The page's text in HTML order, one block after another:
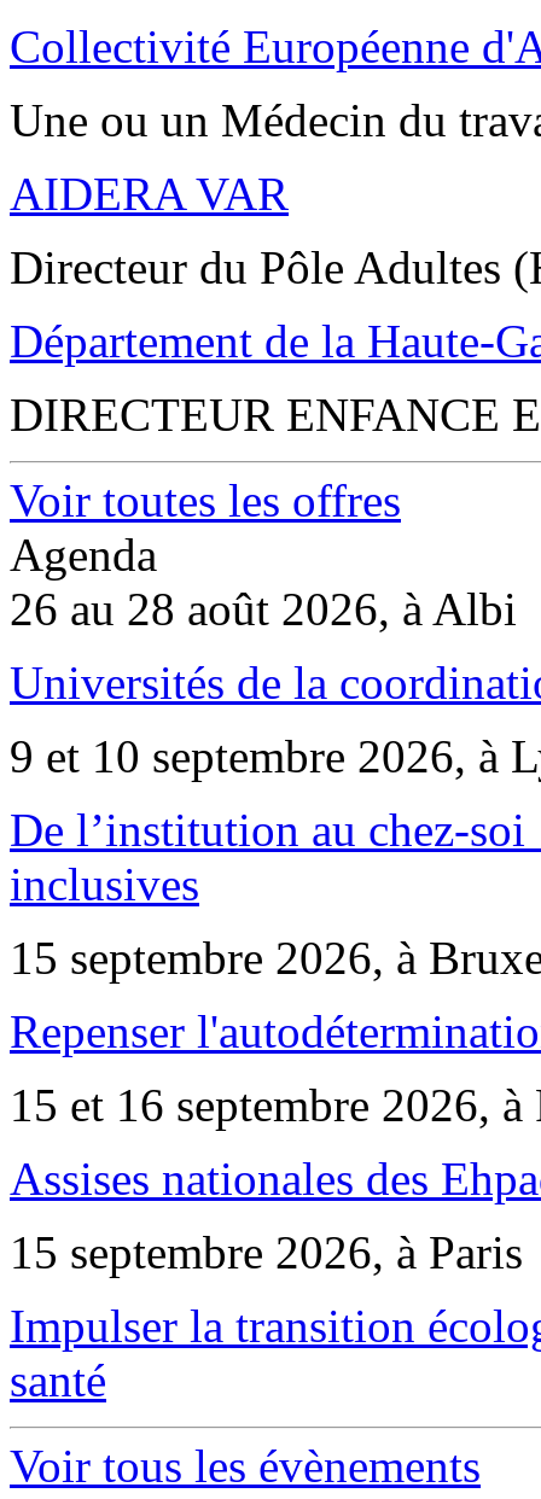
Collectivité Européenne
Une ou un Médecin du
AIDERA VAR
Directeur du Pôle Adultes
Département de la Haute-
DIRECTEUR ENFANCE
Voir toutes les offres
Agenda
26 au 28 août 2026, à Albi
Universités de la
9 et 10 septembre 2026, à
De l’institution au chez-
inclusives
15 septembre 2026, à
Repenser
15 et 16 septembre 2026, à
Assises nationales des
15 septembre 2026, à Paris
Impulser la transition
santé
Voir tous les évènements